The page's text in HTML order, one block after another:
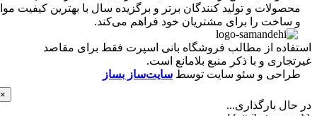
و تولید کنندگان برتر و برگزیده سال با بهترین کیفیت مواد
را برای مشتریان خود فراهم می‌کند.
از مطالب فروشگاه بانی اسپرت فقط برای مقاصد
و با ذکر منبع بلامانع است.
و سئو سایت توسطسایت‌ساز بساز
بارگذاری...